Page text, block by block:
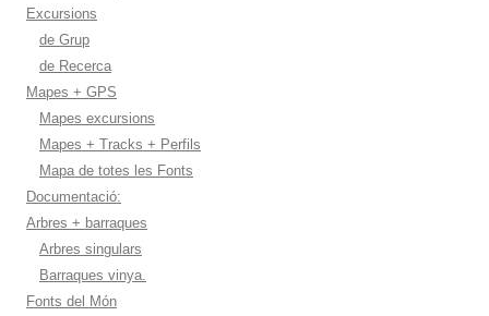
Excursions
de Grup
de Recerca
Mapes + GPS
Mapes excursions
Mapes + Tracks + Perfils
Mapa de totes les Fonts
Documentació:
Arbres + barraques
Arbres singulars
Barraques vinya.
Fonts del Món